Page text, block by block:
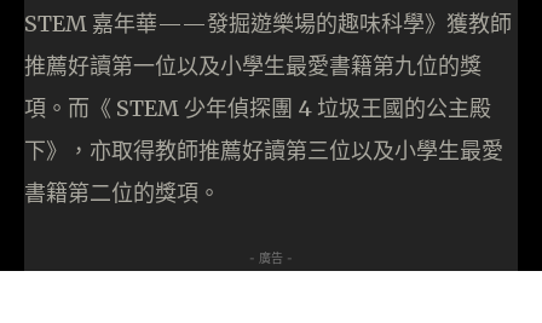
STEM 嘉年華——發掘遊樂場的趣味科學》獲教師
推薦好讀第一位以及小學生最愛書籍第九位的獎
項。而《 STEM 少年偵探團 4 垃圾王國的公主殿
下》，亦取得教師推薦好讀第三位以及小學生最愛
書籍第二位的獎項。
- 廣告 -